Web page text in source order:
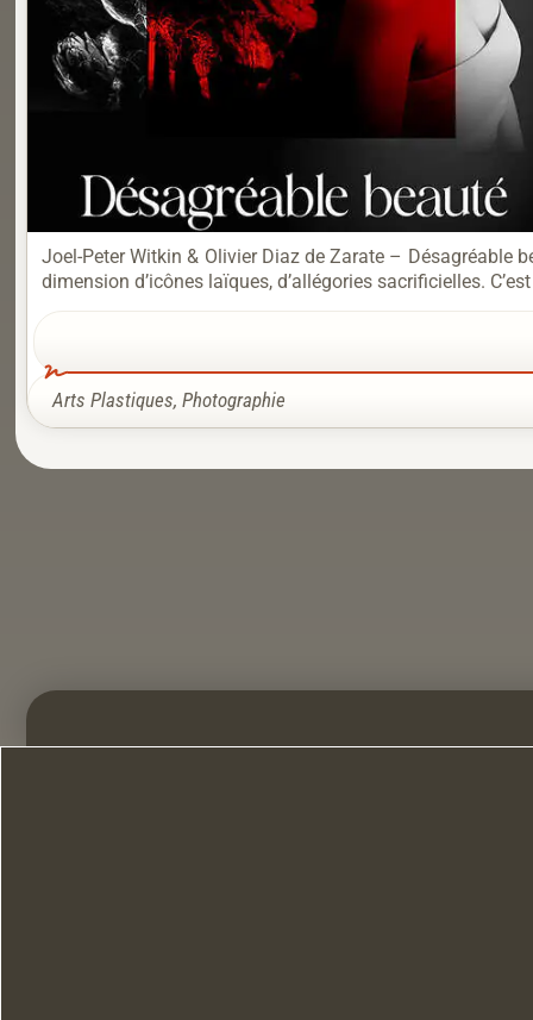
Joel-Peter Witkin & Olivier Diaz de Zarate – Désagréable
dimension d’icônes laïques, d’allégories sacrificielles.
Arts Plastiques, Photographie